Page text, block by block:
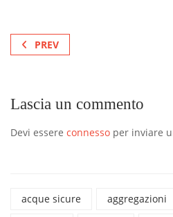
PREV
Lascia un commento
Devi essere connesso per inviare
acque sicure aggregazioni